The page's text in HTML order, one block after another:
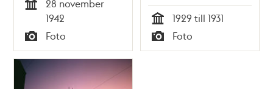
är en tidskula, med
fyra urtavlor, en
neonljusring och en
dalahäst ovanpå
28 november
1942
Typ
Foto
Hammarbyleden
och General Motors
fabriksanläggning
Tid
1929 till 1931
Typ
Foto